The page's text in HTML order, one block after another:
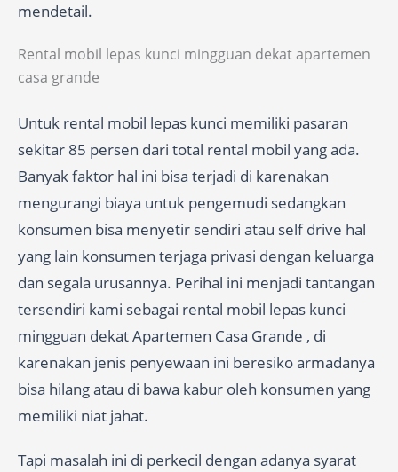
mendetail.
Rental mobil lepas kunci mingguan dekat apartemen
casa grande
Untuk rental mobil lepas kunci memiliki pasaran
sekitar 85 persen dari total rental mobil yang ada.
Banyak faktor hal ini bisa terjadi di karenakan
mengurangi biaya untuk pengemudi sedangkan
konsumen bisa menyetir sendiri atau self drive hal
yang lain konsumen terjaga privasi dengan keluarga
dan segala urusannya. Perihal ini menjadi tantangan
tersendiri kami sebagai rental mobil lepas kunci
mingguan dekat Apartemen Casa Grande , di
karenakan jenis penyewaan ini beresiko armadanya
bisa hilang atau di bawa kabur oleh konsumen yang
memiliki niat jahat.
Tapi masalah ini di perkecil dengan adanya syarat